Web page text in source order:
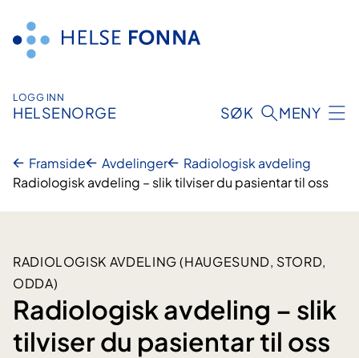
innhald
LOGG INN
HELSENORGE SØK MENY
Framside Avdelinger
Radiologisk avdeling
Radiologisk avdeling – slik tilviser du pasientar til oss
RADIOLOGISK AVDELING (HAUGESUND, STORD,
ODDA)
Radiologisk avdeling – slik
tilviser du pasientar til oss